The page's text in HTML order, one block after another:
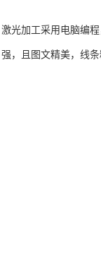
激光加工采用电脑编
强，且图文精美，线